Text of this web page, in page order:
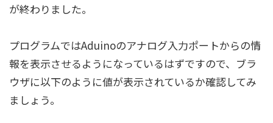
が終わりました。
プログラムではAduinoのアナログ入力ポートからの情
報を表示させるようになっているはずですので、ブラ
ウザに以下のように値が表示されているか確認してみ
ましょう。